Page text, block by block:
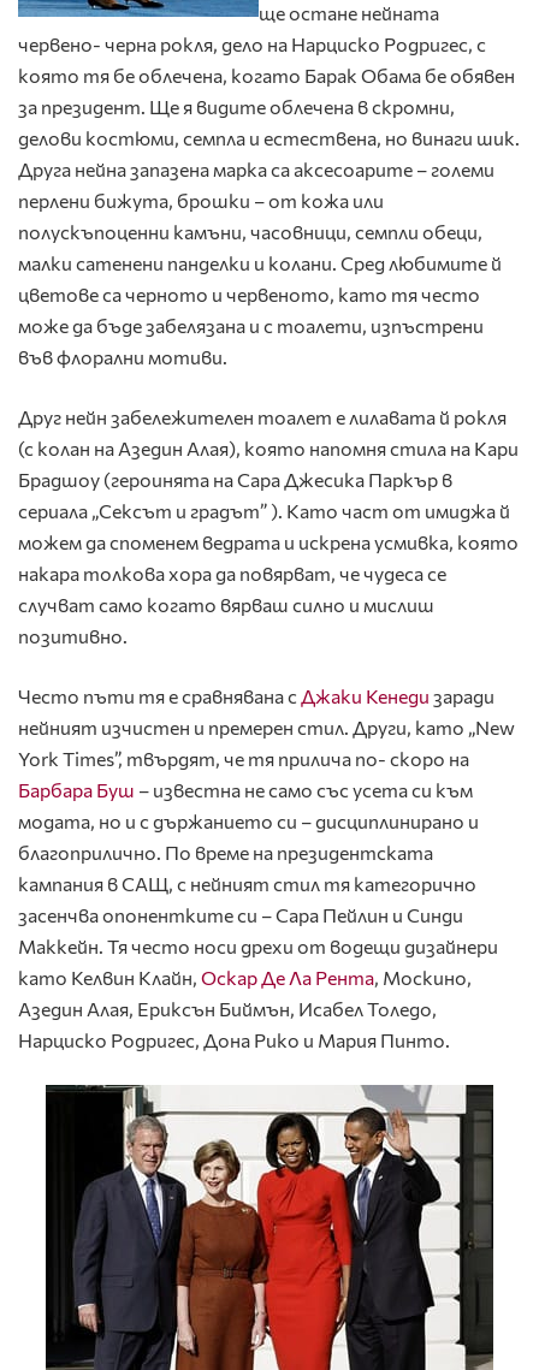
ще остане нейната
червено- черна рокля, дело на Нарциско Родригес, с
която тя бе облечена, когато Барак Обама бе обявен
за президент. Ще я видите облечена в скромни,
делови костюми, семпла и естествена, но винаги шик.
Друга нейна запазена марка са аксесоарите – големи
перлени бижута, брошки – от кожа или
полускъпоценни камъни, часовници, семпли обеци,
малки сатенени панделки и колани. Сред любимите й
цветове са черното и червеното, като тя често
може да бъде забелязана и с тоалети, изпъстрени
във флорални мотиви.
Друг нейн забележителен тоалет е лилавата й рокля
(с колан на Азедин Алая), която напомня стила на Кари
Брадшоу (героинята на Сара Джесика Паркър в
сериала „Сексът и градът” ). Като част от имиджа й
можем да споменем ведрата и искрена усмивка, която
накара толкова хора да повярват, че чудеса се
случват само когато вярваш силно и мислиш
позитивно.
Често пъти тя е сравнявана с Джаки Кенеди заради
нейният изчистен и премерен стил. Други, като „New
York Times”, твърдят, че тя прилича по- скоро на
Барбара Буш – известна не само със усета си към
модата, но и с държанието си – дисциплинирано и
благоприлично. По време на президентската
кампания в САЩ, с нейният стил тя категорично
засенчва опонентките си – Сара Пейлин и Синди
Маккейн. Тя често носи дрехи от водещи дизайнери
като Келвин Клайн, Оскар Де Ла Рента, Москино,
Азeдин Алая, Ериксън Биймън, Исабел Толедо,
Нарциско Родригес, Дона Рико и Мария Пинто.